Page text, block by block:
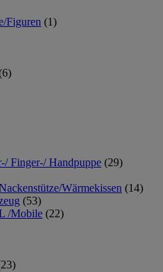
Figuren (1)
Finger-/ Handpuppe (29)
Wärmekissen (14)
(53)
/Mobile (22)